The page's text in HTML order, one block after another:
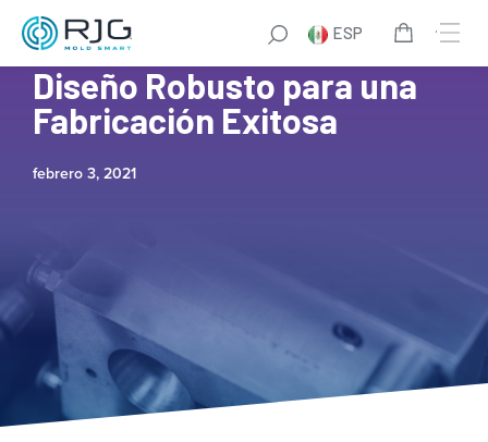
ESP
Cómo Desarrollar un
Diseño Robusto para una
Fabricación Exitosa
febrero 3, 2021